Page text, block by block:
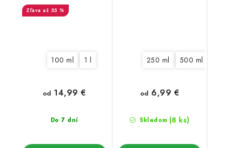
až 35 %
100 ml 1 l
Do 7 dní
od 14,99 €
250 ml 500 ml
Skladom (8 ks)
od 6,99 €